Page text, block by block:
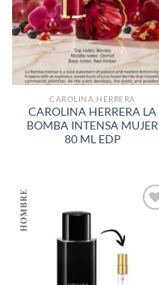
DE
DESEOS
CAROLINA HERRERA
CAROLINA HERRERA LA
BOMBA INTENSA MUJER
80 ML EDP
A LA
LISTA
DESEOS